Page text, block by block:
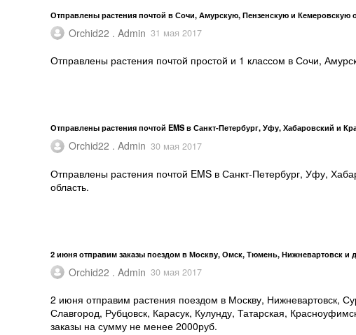
Отправлены растения почтой в Сочи, Амурскую, Пензенскую и Кемеровскую
Orchid22 . Admin 31 мая 2017
Отправлены растения почтой простой и 1 классом в Сочи,
Отправлены растения почтой EMS в Санкт-Петербург, Уфу, Хабаровский и
Orchid22 . Admin 30 мая 2017
Отправлены растения почтой EMS в Санкт-Петербург, Уфу,
область.
2 июня отправим заказы поездом в Москву, Омск, Тюмень, Нижневартовск и
Orchid22 . Admin 30 мая 2017
2 июня отправим растения поездом в Москву, Нижневартовск,
Славгород, Рубцовск, Карасук, Кулунду, Татарская,
заказы на сумму не менее 2000руб.